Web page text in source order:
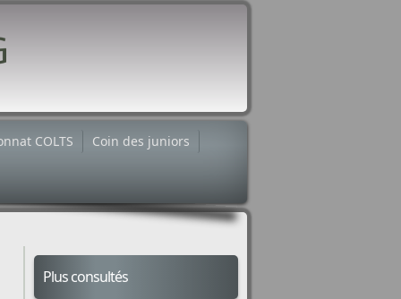
COLTS Coin des juniors
Plus consultés